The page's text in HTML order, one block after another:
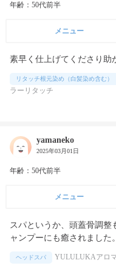
年齢：50代前半
メニュー
素早く仕上げてくださり助
リタッチ根元染め（白髪染め含む）
ラーリタッチ
yamaneko
2025年03月01日
年齢：50代前半
メニュー
スパというか、頭蓋骨調整
ャンプーにも癒されました。
ヘッドスパ YULULUKAアロ